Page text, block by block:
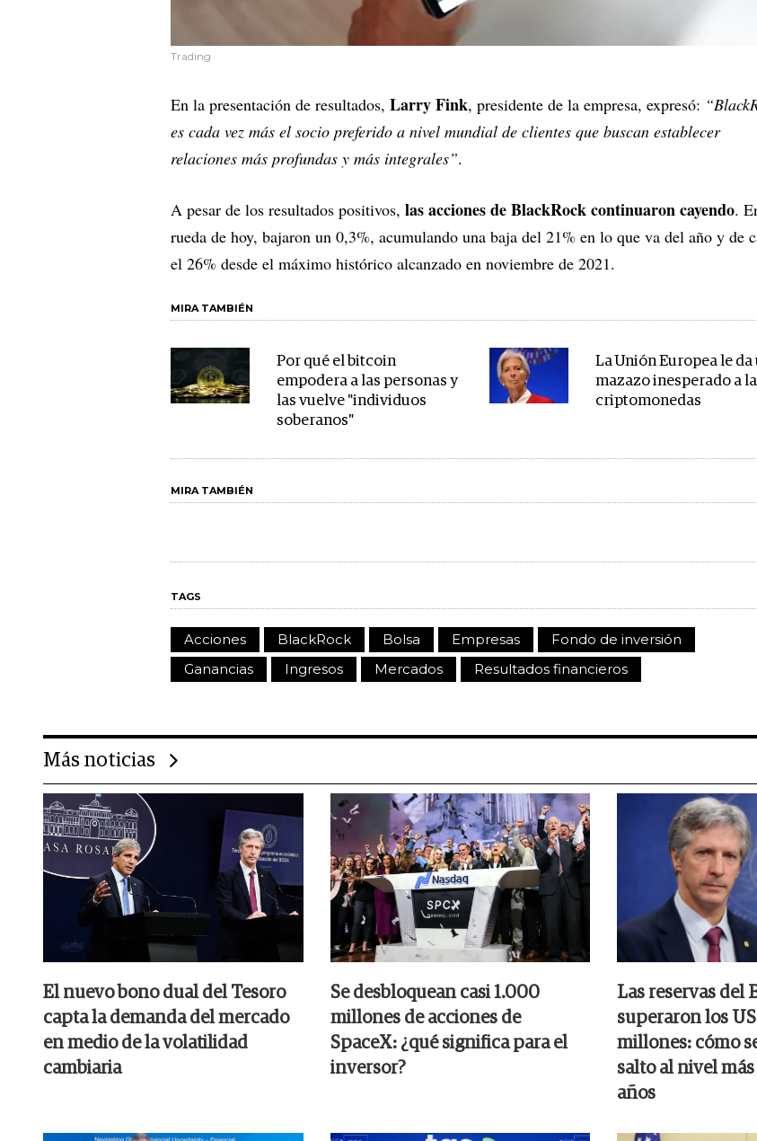
Trading
En la presentación de resultados, Larry Fink, presidente de la empresa, expresó:
es cada vez más el socio preferido a nivel mundial de clientes que buscan establecer
relaciones más profundas y más integrales”.
A pesar de los resultados positivos, las acciones de BlackRock continuaron cayendo.
rueda de hoy, bajaron un 0,3%, acumulando una baja del 21% en lo que va del año y de
el 26% desde el máximo histórico alcanzado en noviembre de 2021.
MIRA TAMBIÉN
Por qué el bitcoin
empodera a las personas y
las vuelve "individuos
soberanos"
La Unión Europea le da
mazazo inesperado a
criptomonedas
MIRA TAMBIÉN
TAGS
Acciones BlackRock Bolsa Empresas
Fondo de inversión
Ganancias
Ingresos Mercados Resultados financieros
Más noticias
El nuevo bono dual del Tesoro
capta la demanda del mercado
en medio de la volatilidad
cambiaria
Se desbloquean casi 1.000
millones de acciones de
SpaceX: ¿qué significa para el
inversor?
Las reservas del
superaron los
millones: cómo
salto al nivel
años